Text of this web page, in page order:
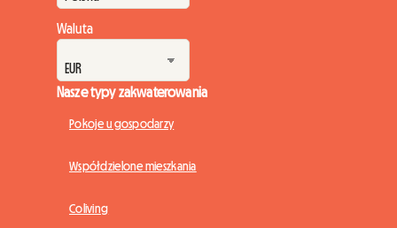
Waluta
Nasze typy zakwaterowania
Pokoje u gospodarzy
Współdzielone mieszkania
Coliving